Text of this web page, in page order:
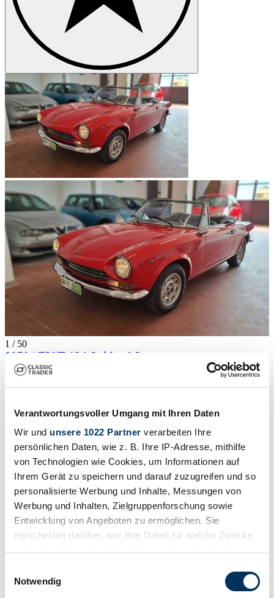
Verantwortungsvoller Umgang mit Ihren Daten
Wir und unsere 1022 Partner verarbeiten Ihre
persönlichen Daten, wie z. B. Ihre IP-Adresse, mithilfe
von Technologien wie Cookies, um Informationen auf
Ihrem Gerät zu speichern und darauf zuzugreifen und so
personalisierte Werbung und Inhalte, Messungen von
Werbung und Inhalten, Zielgruppenforschung sowie
Entwicklung von Angeboten zu ermöglichen. Sie
entscheiden darüber, wer Ihre Daten für welche Zwecke
Trigger Symbol ändern oder widerrufen
Notwendig
1 / 50
1970 | FIAT 124 Spider AS